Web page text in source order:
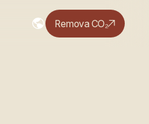
Remova CO₂